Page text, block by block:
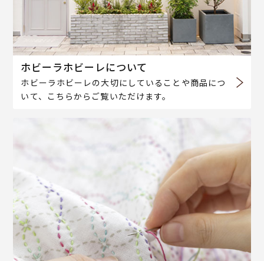
ホビーラホビーレについて
ホビーラホビーレの大切にしていることや商品につ
いて、こちらからご覧いただけます。